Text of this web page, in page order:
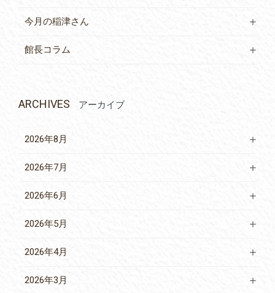
今月の稲津さん
館長コラム
ARCHIVES アーカイブ
2026年8月
2026年7月
2026年6月
2026年5月
2026年4月
2026年3月